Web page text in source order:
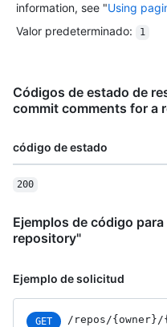
information, see "Using
Valor predeterminado: 1
Códigos de estado de
commit comments for a
código de estado
200
Ejemplos de código
repository"
Ejemplo de solicitud
GET /repos/{owner}/